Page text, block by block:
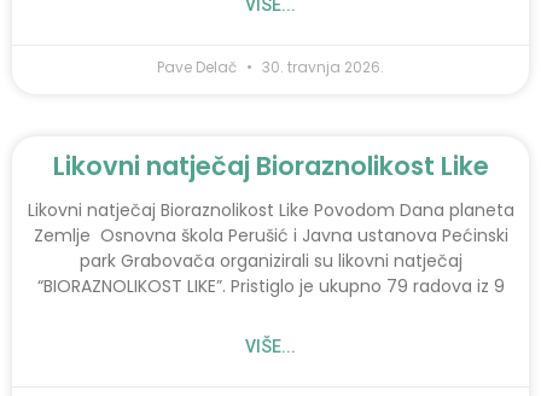
VIŠE...
Pave Delač 30. travnja 2026.
Likovni natječaj Bioraznolikost Like
Likovni natječaj Bioraznolikost Like Povodom Dana planeta
Zemlje Osnovna škola Perušić i Javna ustanova Pećinski
park Grabovača organizirali su likovni natječaj
“BIORAZNOLIKOST LIKE”. Pristiglo je ukupno 79 radova iz 9
VIŠE...